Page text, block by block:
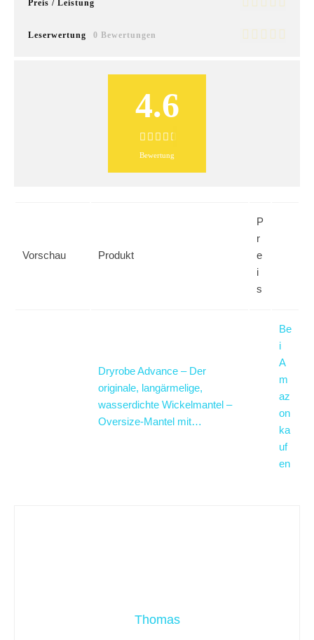
Preis / Leistung
Leserwertung 0 Bewertungen
4.6
Bewertung
Vorschau Produkt
P
r
e
i
s
Dryrobe Advance – Der
originale, langärmelige,
wasserdichte Wickelmantel –
Oversize-Mantel mit…
Be
i
A
m
az
on
ka
uf
en
Thomas